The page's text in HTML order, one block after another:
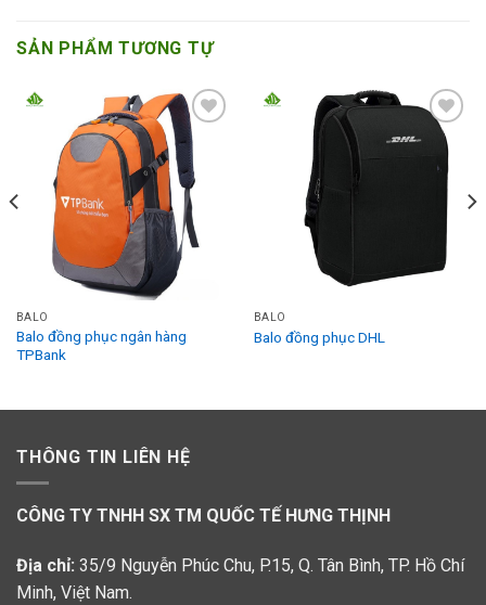
SẢN PHẨM TƯƠNG TỰ
Add to
Wishlist
BALO
Balo đồng phục ngân hàng
TPBank
Add to
BALO
Balo đồng phục DHL
THÔNG TIN LIÊN HỆ
CÔNG TY TNHH SX TM QUỐC TẾ HƯNG THỊNH
Địa chỉ: 35/9 Nguyễn Phúc Chu, P.15, Q. Tân Bình, TP. Hồ Chí
Minh, Việt Nam.